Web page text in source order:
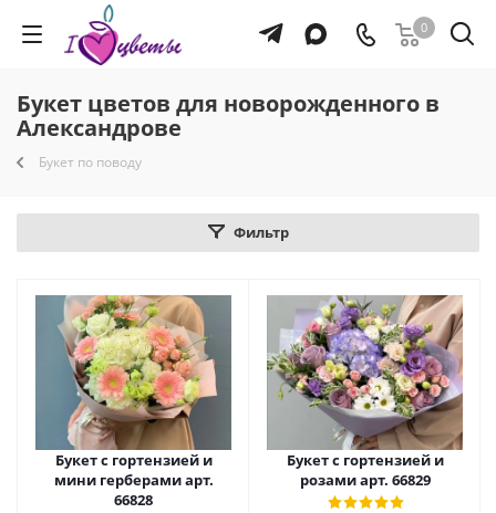
0
Букет цветов для новорожденного в
Александрове
Букет по поводу
Фильтр
Букет с гортензией и
мини герберами арт.
66828
Букет с гортензией и
розами арт. 66829